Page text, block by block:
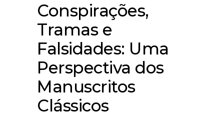
Conspirações,
Tramas e
Falsidades: Uma
Perspectiva dos
Manuscritos
Clássicos